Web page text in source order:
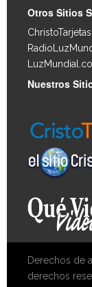
Otros Sitios
Nuestros
Derechos de
derechos